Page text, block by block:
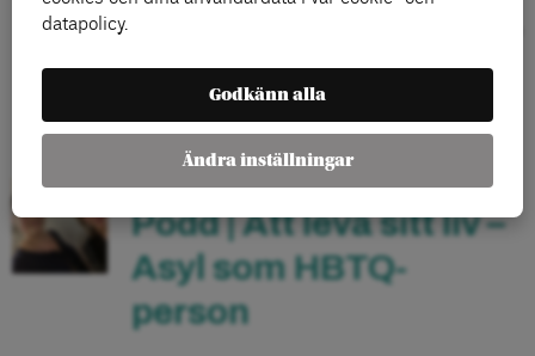
söker asyl möter i Sverige. Tidigare har man inte
Podd | Att leva sitt liv –
Asyl som HBTQ-
person
datapolicy.
Godkänn alla
Ändra inställningar